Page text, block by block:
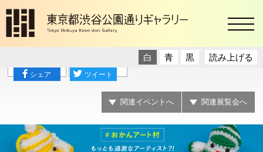
読み上げる
白 青 黒
シェア ツイート
オンライン
関連イベントへ 関連展覧会へ